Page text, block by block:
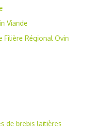
Viande
Filière Régional Ovin
de brebis laitières